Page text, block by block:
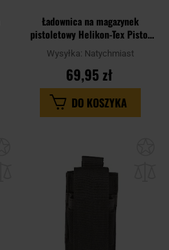
Ładownica na magazynek
pistoletowy Helikon-Tex Pistol
Magazine Pouch - Black
Wysyłka: Natychmiast
69,95 zł
DO KOSZYKA